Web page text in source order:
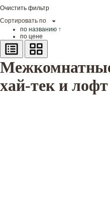
Очистить фильтр
Сортировать по
по названию ↑
по цене
хай-тек и лофт